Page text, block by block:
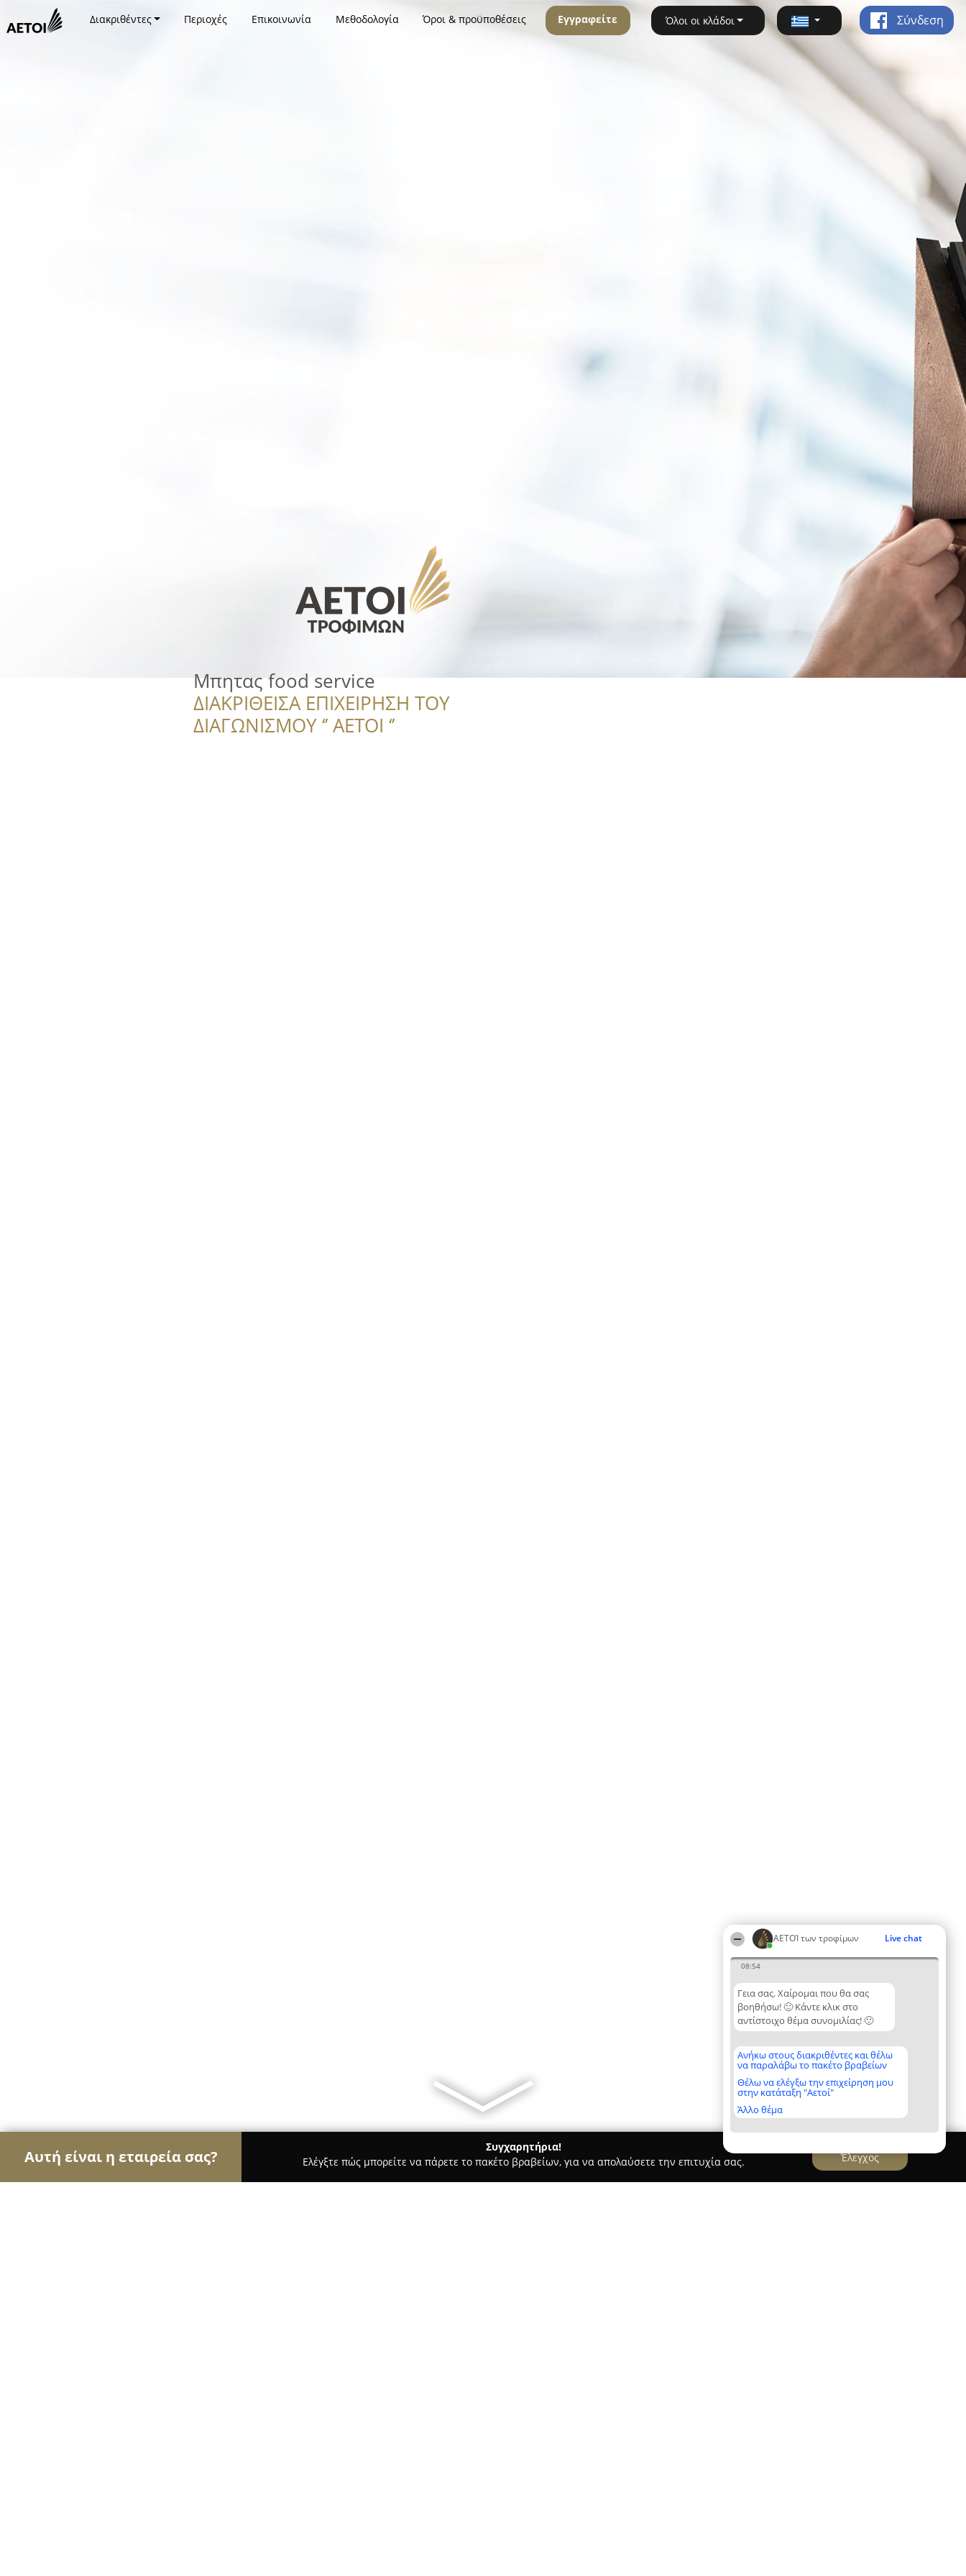
ΑΕΤΟΊ των τροφίμων Live chat
08:54
Γεια σας. Χαίρομαι που θα σας
βοηθήσω! 🙂 Κάντε κλικ στο
αντίστοιχο θέμα συνομιλίας! 🙂
Ανήκω στους διακριθέντες και θέλω
να παραλάβω το πακέτο βραβείων
Θέλω να ελέγξω την επιχείρηση μου
στην κατάταξη "Αετοί"
Άλλο θέμα
Διακριθέντες Περιοχές Επικοινωνία Μεθοδολογία Όροι & προϋποθέσεις Εγγραφείτε Όλοι οι κλάδοι Σύνδεση
Μπητας food service
ΔΙΑΚΡΙΘΕΙΣΑ ΕΠΙΧΕΙΡΗΣΗ ΤΟΥ
ΔΙΑΓΩΝΙΣΜΟΥ ‘’ ΑΕΤΟΙ ‘’
Αυτή είναι η εταιρεία σας?
Συγχαρητήρια!
Ελέγξτε πώς μπορείτε να πάρετε το πακέτο βραβείων, για να απολαύσετε την επιτυχία σας.
Έλεγχος